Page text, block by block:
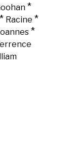
*
* Racine *
*